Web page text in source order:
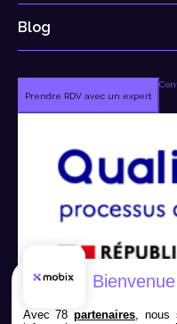
Blog
Prendre RDV avec un expert
Bienvenue
Avec 78partenaires ,